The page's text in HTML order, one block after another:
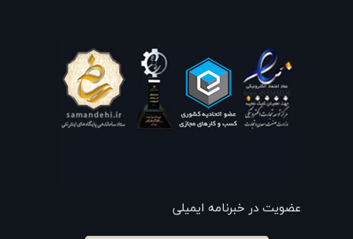
عضویت در خبرنامه ایمیلی